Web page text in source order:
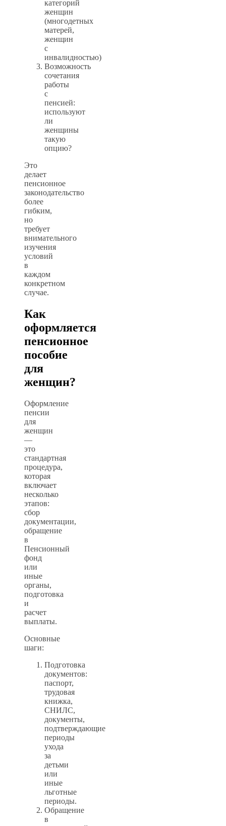
категорий
женщин
(многодетных
матерей,
женщин
с
инвалидностью)
Возможность
сочетания
работы
с
пенсией:
используют
ли
женщины
такую
опцию?
Это
делает
пенсионное
законодательство
более
гибким,
но
требует
внимательного
изучения
условий
в
каждом
конкретном
случае.
Как
оформляется
пенсионное
пособие
для
женщин?
Оформление
пенсии
для
женщин
—
это
стандартная
процедура,
которая
включает
несколько
этапов:
сбор
документации,
обращение
в
Пенсионный
фонд
или
иные
органы,
подготовка
и
расчет
выплаты.
Основные
шаги:
Подготовка
документов:
паспорт,
трудовая
книжка,
СНИЛС,
документы,
подтверждающие
периоды
ухода
за
детьми
или
иные
льготные
периоды.
Обращение
в